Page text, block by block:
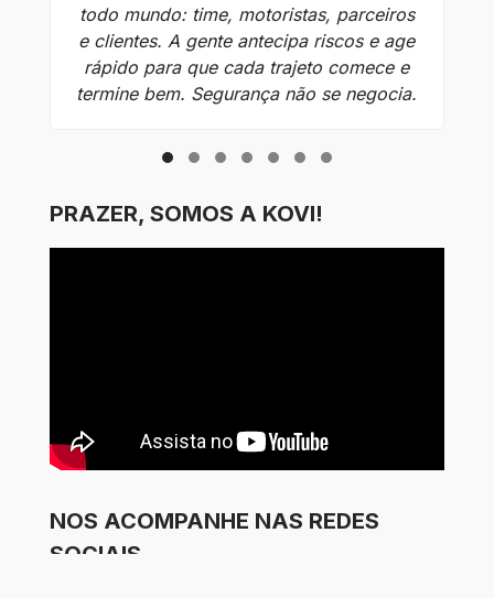
todo mundo: time, motoristas, parceiros
e clientes. A gente antecipa riscos e age
rápido para que cada trajeto comece e
termine bem. Segurança não se negocia.
PRAZER, SOMOS A KOVI!
NOS ACOMPANHE NAS REDES
SOCIAIS